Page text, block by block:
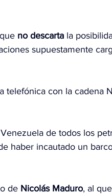
no descarta la
supuestamente
telefónica con la cadena
de todos los
haber incautado un
de Nicolás Maduro, al